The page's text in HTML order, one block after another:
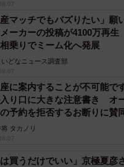
産マッチでもバズりたい」願
ーカーの投稿が4100万再
乗りでミーム化へ発展
いどなニュース調査部
座に案内することが不可能で
り口に大きな注意書き オ
予約を拒否するお断りに賛
タカノリ
は買うだけでいい」京極夏彦